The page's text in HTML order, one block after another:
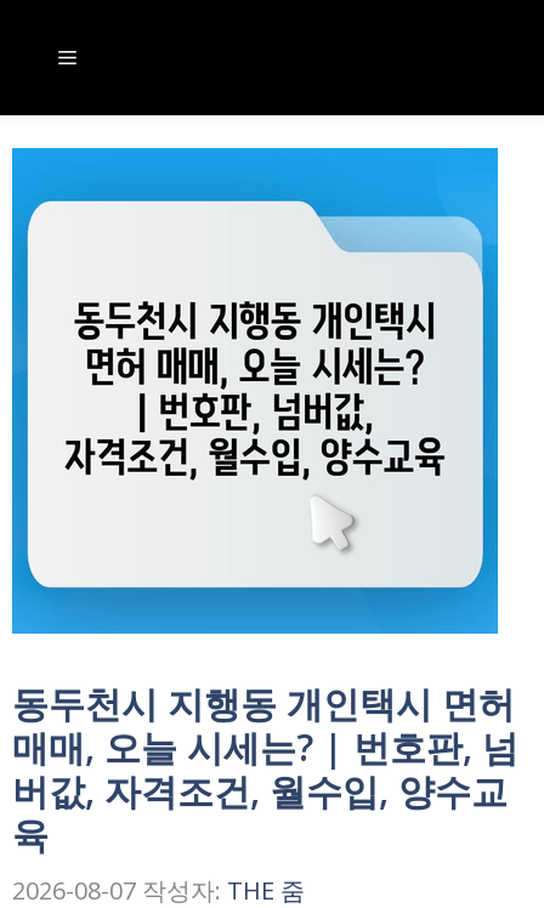
로
메
뉴
동두천시 지행동 개인택시 면허
매매, 오늘 시세는? | 번호판, 넘
버값, 자격조건, 월수입, 양수교
육
2026-08-07 작성자: THE 줌